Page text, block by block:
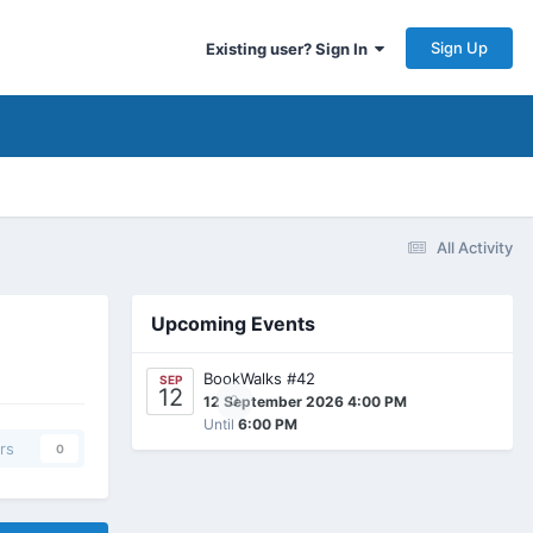
Existing user? Sign In Sign Up
All Activity
0
Upcoming Events
SEP
12 0
BookWalks #42
12 September 2026 4:00 PM
Until 6:00 PM